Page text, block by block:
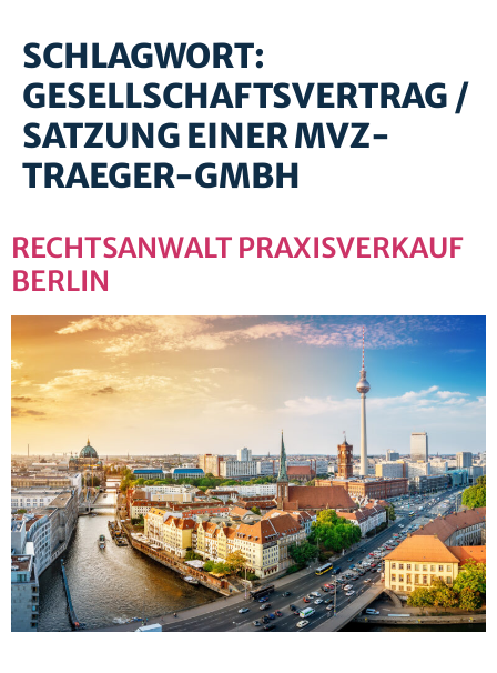
SCHLAGWORT:
GESELLSCHAFTSVERTRAG /
SATZUNG EINER MVZ-
TRAEGER-GMBH
RECHTSANWALT PRAXISVERKAUF
BERLIN